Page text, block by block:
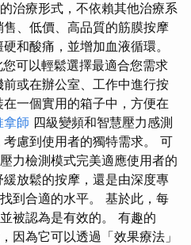
治療形式，不依賴其他治療系
、低價、高品質的筋膜按摩
和酸痛，並增加血液循環。
可以輕鬆選擇最適合您需求
或在辦公室、工作中進行按
一個實用的箱子中，方便在
拿師 四級變頻和智慧壓力感測
慮到使用者的獨特需求。 可
力檢測模式完美適應使用者的
放鬆的按摩，還是由深度專
到合適的水平。 基於此，每
被認為是有效的。 有趣的
因為它可以透過「效果療法」